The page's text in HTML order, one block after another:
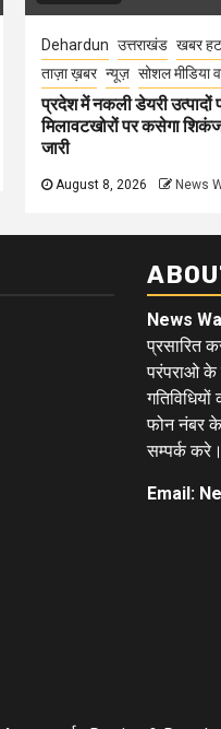
Dehardun उत्तराखंड खबर
ताज़ा ख़बर न्यूज़ सोशल मीडिया
प्रदेश में नकली डेयरी उत्पादों
मिलावटखोरों पर कसेगा
जारी
August 8, 2026 News
News
प्रसारित
परंपराओ के
फोन नंबर
सम्पर्क करे।
Email: